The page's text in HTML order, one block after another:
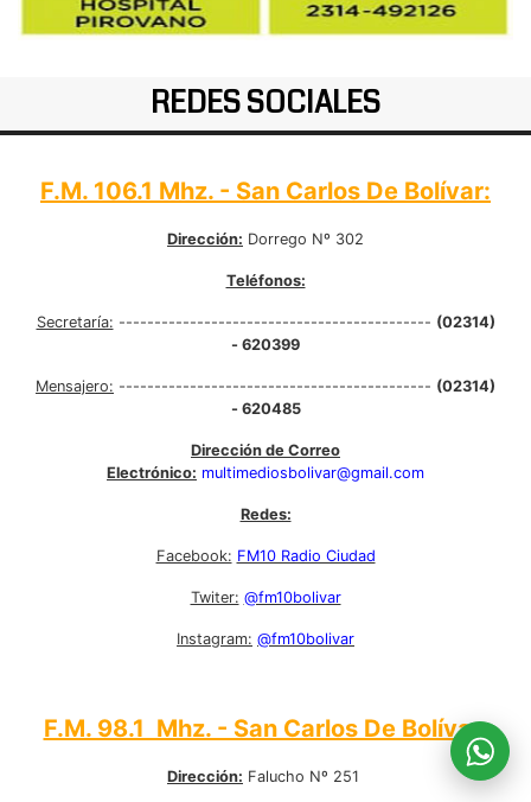
REDES SOCIALES
F.M. 106.1 Mhz. - San Carlos De Bolívar:
Dirección: Dorrego Nº 302
Teléfonos:
Secretaría: -------------------------------------------- (02314)
- 620399
Mensajero: -------------------------------------------- (02314)
- 620485
Dirección de Correo
Electrónico: multimediosbolivar@gmail.com
Redes:
Facebook: FM10 Radio Ciudad
Twiter: @fm10bolivar
Instagram: @fm10bolivar
F.M. 98.1 Mhz. - San Carlos De Bolívar:
Dirección: Falucho Nº 251